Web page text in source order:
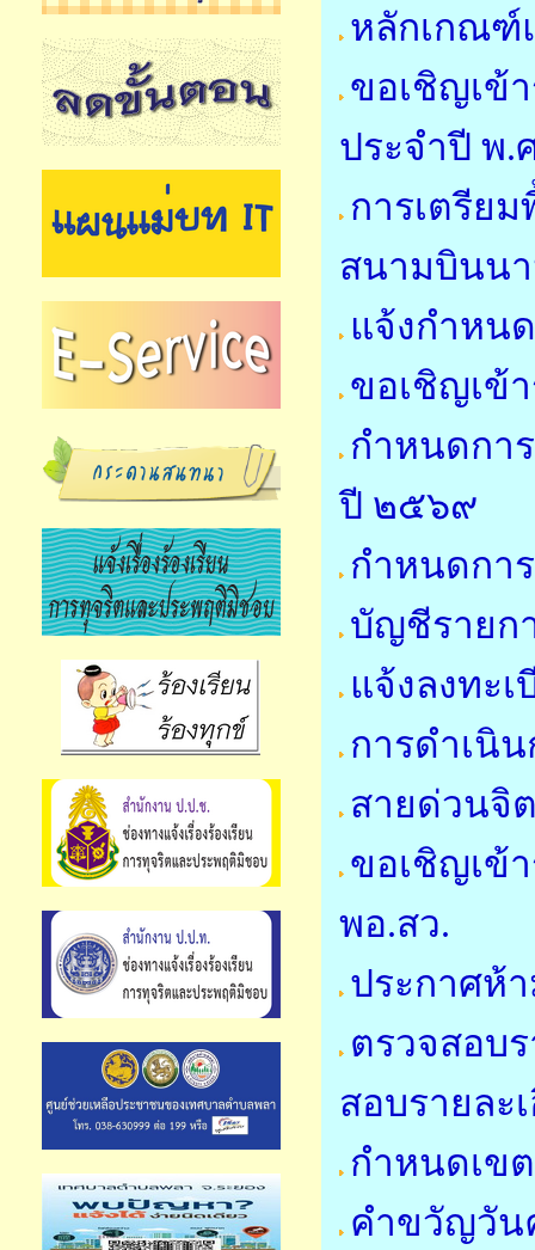
หลักเกณฑ์
ขอเชิญเข้
ประจำปี พ
การเตรีย
สนามบินน
แจ้งกำหน
ขอเชิญเข้
กำหนดกา
ปี ๒๕๖๙
กำหนดกา
บัญชีรายก
แจ้งลงทะ
การดำเนิ
สายด่วนจิ
ขอเชิญเข้
พอ.สว.
ประกาศห้
ตรวจสอบ
สอบรายละ
กำหนดเข
คำขวัญวัน